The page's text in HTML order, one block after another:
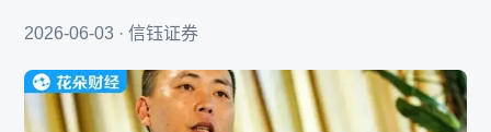
2026-06-03 · 信钰证券